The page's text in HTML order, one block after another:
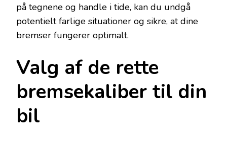
på tegnene og handle i tide, kan du undgå
potentielt farlige situationer og sikre, at dine
bremser fungerer optimalt.
Valg af de rette
bremsekaliber til din
bil